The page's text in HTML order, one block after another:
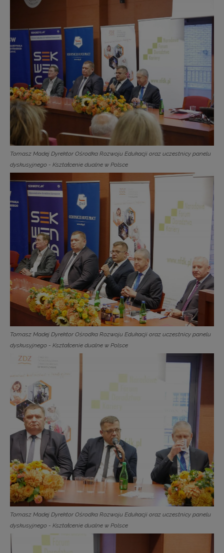
Tomasz Madej Dyrektor Ośrodka Rozwoju Edukacji oraz uczestnicy panelu
dyskusyjnego - Kształcenie dualne w Polsce
Tomasz Madej Dyrektor Ośrodka Rozwoju Edukacji oraz uczestnicy panelu
dyskusyjnego - Kształcenie dualne w Polsce
Tomasz Madej Dyrektor Ośrodka Rozwoju Edukacji oraz uczestnicy panelu
dyskusyjnego - Kształcenie dualne w Polsce